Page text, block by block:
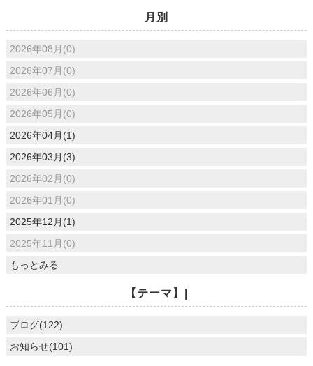
月別
2026年08月(0)
2026年07月(0)
2026年06月(0)
2026年05月(0)
2026年04月(1)
2026年03月(3)
2026年02月(0)
2026年01月(0)
2025年12月(1)
2025年11月(0)
もっとみる
【テーマ】|
ブログ(122)
お知らせ(101)